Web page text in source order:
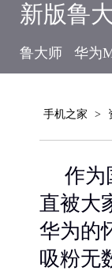
新版鲁
鲁大师 华为
手机之家 >
作为
直被大
华为的
吸粉无